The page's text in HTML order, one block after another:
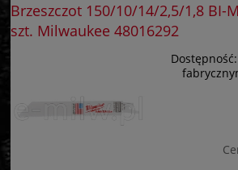
Brzeszczot 150/10/14/2,5/1,8 BI-
szt. Milwaukee 48016292
Dostępność: